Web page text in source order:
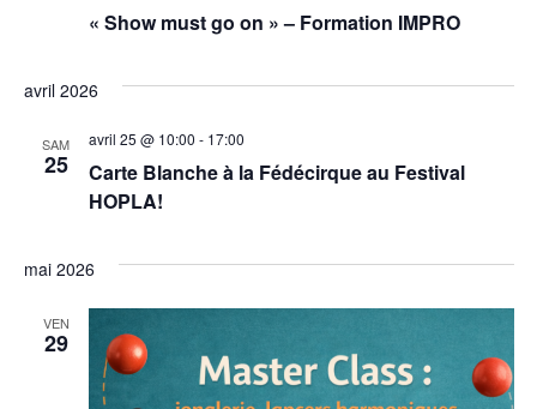
« Show must go on » – Formation IMPRO
avril 2026
SAM
25
Carte Blanche à la Fédécirque au Festival
HOPLA!
avril 25 @ 10:00 - 17:00
mai 2026
VEN
29